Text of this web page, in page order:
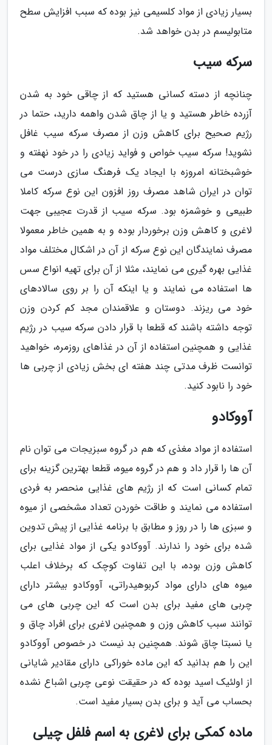
بسیار زیادی از مواد کلسیمی نیز بوده که سبب افزایش سطح
متابولیسم در بدن خواهد شد.
سرکه سیب
چنانچه از دسته کسانی هستید که از چاقی خود به شدن
آزرده خاطر هستید و یا از چاق شدن واهمه دارید، حتما در
رژیم صحیح برای کاهش وزن از مصرف سرکه سیب غافل
نشوید! سرکه سیب خواص و فواید زیادی را در خود نهفته و
خوشبختانه امروزه با ایجاد یک فرهنگ سازی درست می
توان در ایران شاهد مصرف روز افزون این نوع سرکه کاملا
طبیعی و خوشمزه بود. سرکه سیب از قدرت عجیبی جهت
لاغری و کاهش وزن برخوردار بوده و به همین خاطر معمولا
مصرف نمایندگان این نوع سرکه از آن در اشکال مختلف مواد
غذایی بهره گیری می نمایند، مثلا از آن برای تهیه انواع سس
ها استفاده می نمایند و یا اینکه آن را بر روی سالادهای
خود می ریزند. دوستان و علاقمندان مجد کم کردن وزن
توجه داشته باشند که قطعا با قرار دادن سرکه سیب در رژیم
غذایی و همچنین استفاده از آن در غذاهای روزمره، خواهید
توانست ظرف مدتی چند هفته ای بخش زیادی از چربی ها
خود را نابود کنید.
آووکادو
استفاده از مواد مغذی که هم در گروه سبزیجات می توان نام
آن ها را قرار داد و هم در گروه میوه، قطعا بهترین گزینه برای
تمام کسانی است که از رژیم های غذایی منحصر به فردی
استفاده می نمایند و طاقت خوردن تعداد مشخصی از میوه
و سبزی ها را در روز و مطابق با برنامه غذایی از پیش تدوین
شده برای خود را ندارند. آووکادو یکی از مواد غذایی برای
کاهش وزن بوده، با این تفاوت کوچک که برخلاف اعلب
میوه های دارای مواد کربوهیدراتی، آووکادو بیشتر دارای
چربی های مفید برای بدن است که این چربی های می
توانند سبب کاهش وزن و همچنین لاغری برای افراد چاق و
یا نسبتا چاق شوند. همچنین بد نیست در خصوص آووکادو
این را هم بدانید که این ماده خوراکی دارای مقادیر شایانی
از اولئیک اسید بوده که در حقیقت نوعی چربی اشباع نشده
بحساب می آید و برای بدن بسیار مفید است.
ماده کمکی برای لاغری به اسم فلفل چیلی